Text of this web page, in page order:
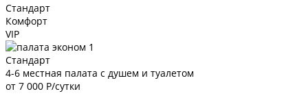
Стандарт
Комфорт
VIP
Стандарт
4-6 местная палата с душем и туалетом
от 7 000 Р/сутки